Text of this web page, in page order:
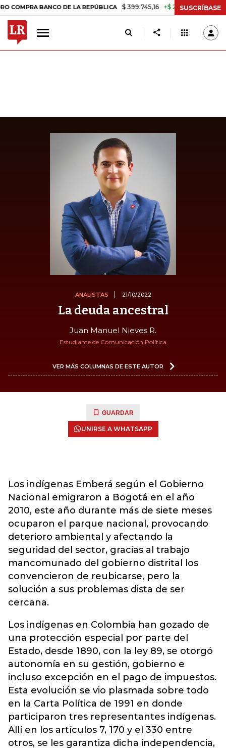
BANCO DE LA REPÚBLICA $ 399.745,16 +$ 2.295,71 +0,58%
SUSCRÍBASE
ANALISTAS 21/10/2022
La deuda ancestral
Juan Manuel Nieves R.
Estudiante de Comunicación Política
VER MÁS COLUMNAS DE ESTE AUTOR
GUARDAR
UNIRSE A WHATSAPP
Los indígenas Emberá según el Gobierno
Nacional emigraron a Bogotá en el año
2010, este año durante más de siete meses
ocuparon el parque nacional, provocando
deterioro ambiental y afectando la
seguridad del sector, gracias al trabajo
mancomunado del gobierno distrital los
convencieron de reubicarse, pero la
solución a sus problemas dista de ser
cercana.
Los indígenas en Colombia han gozado de
una protección especial por parte del
Estado, desde 1890, con la ley 89, se otorgó
autonomía en su gestión, gobierno e
incluso excepción en el pago de impuestos.
Esta evolución se vio plasmada sobre todo
en la Carta Política de 1991 en donde
participaron tres representantes indígenas.
Allí en los artículos 7, 170 y el 330 entre
otros, se les garantiza dicha independencia,